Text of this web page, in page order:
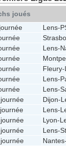
joués
Lens-
Lens-
Fleury-
Lens-
Lens-
Dijon-
Lens-
Lyon-
Lens-
Nantes-